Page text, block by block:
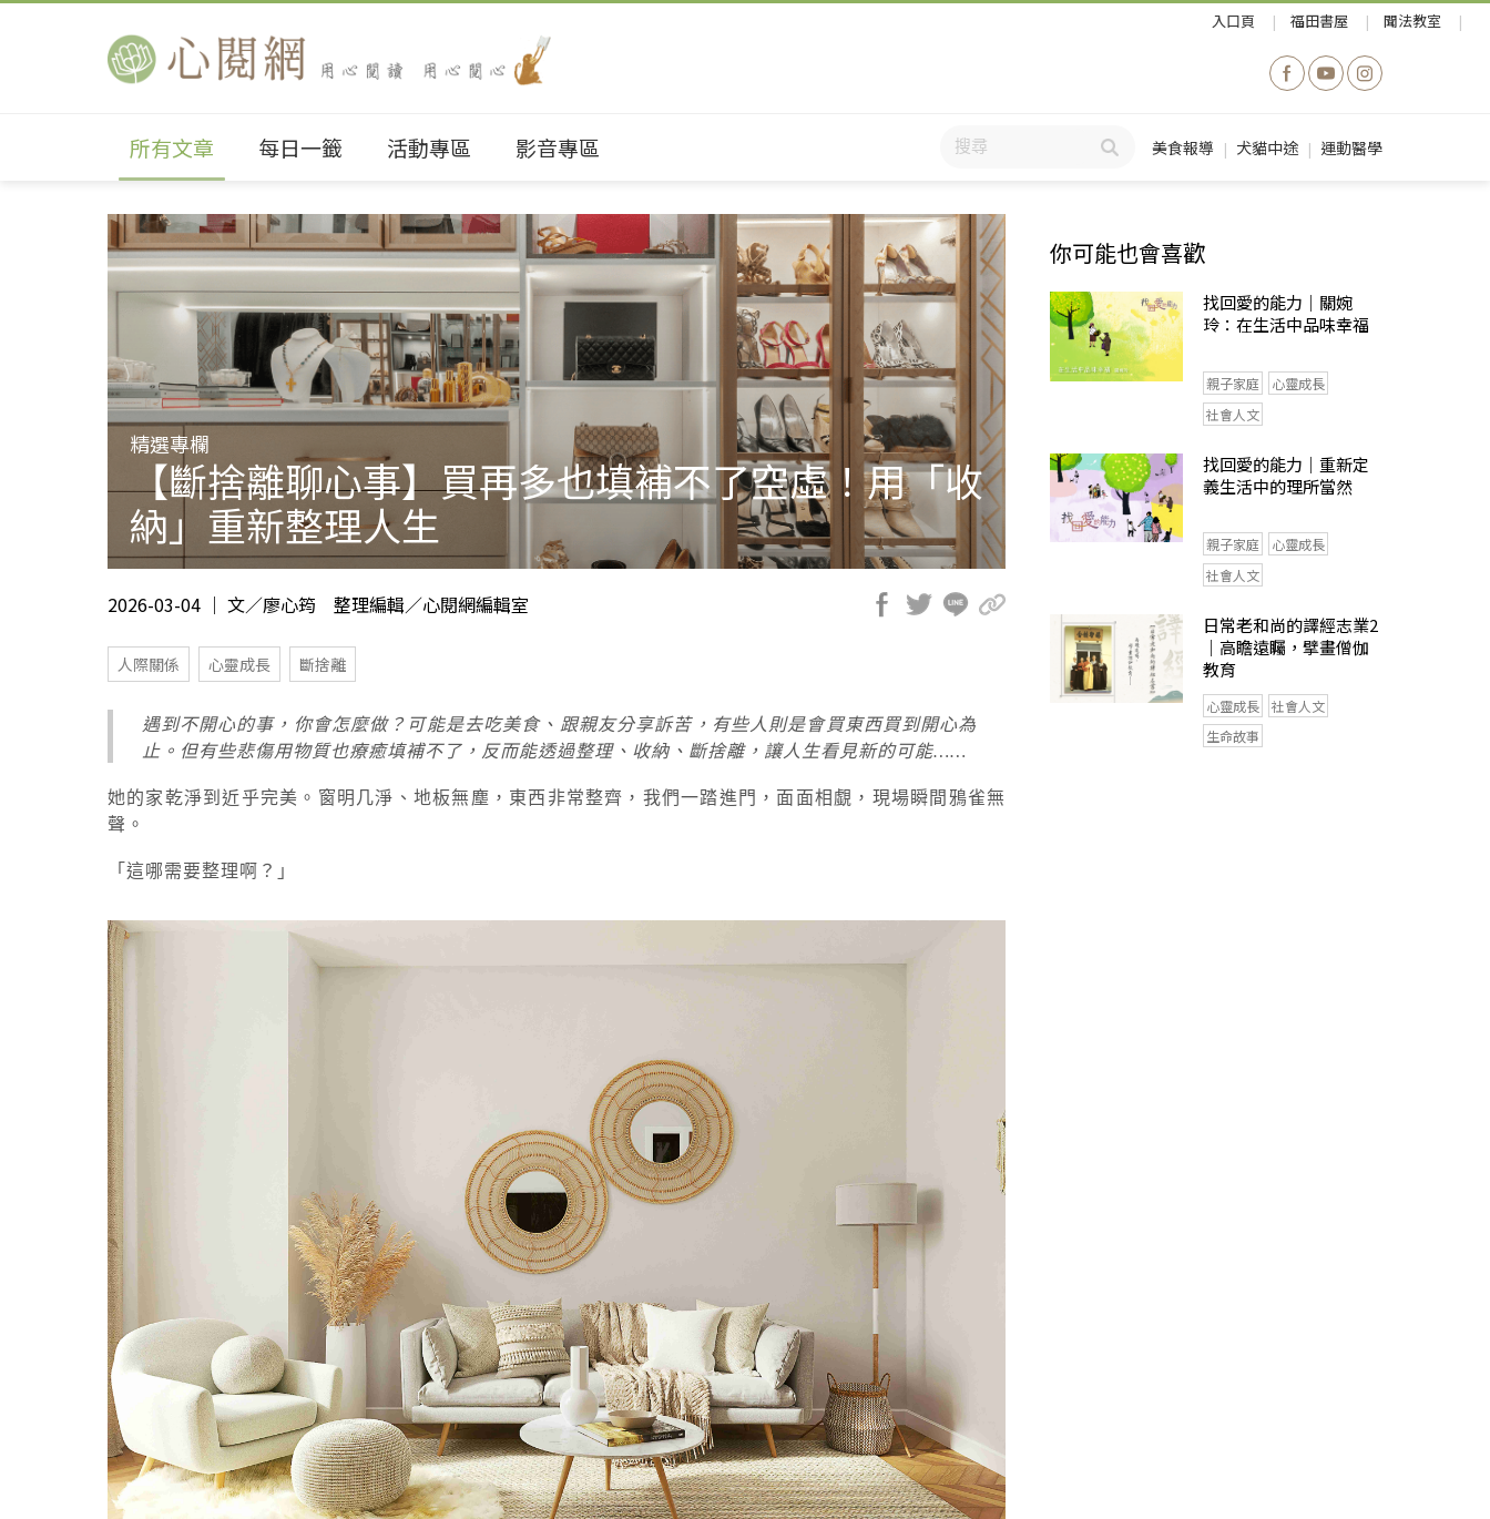
入口頁 福田書屋 聞法教室
所有文章 每日一籤 活動專區 影音專區 美食報導 犬貓中途 運動醫學
精選專欄
【斷捨離聊心事】買再多也填補不了空虛！用「收
納」重新整理人生
2026-03-04 ｜ 文／廖心筠 整理編輯／心閱網編輯室
人際關係 心靈成長 斷捨離
遇到不開心的事，你會怎麼做？可能是去吃美食、跟親友分享訴苦，有些人則是會買東西買到開心為
止。但有些悲傷用物質也療癒填補不了，反而能透過整理、收納、斷捨離，讓人生看見新的可能……
她的家乾淨到近乎完美。窗明几淨、地板無塵，東西非常整齊，我們一踏進門，面面相覷，現場瞬間鴉雀無
聲。
「這哪需要整理啊？」
你可能也會喜歡
找回愛的能力｜關婉
玲：在生活中品味幸福
親子家庭
心靈成長
社會人文
找回愛的能力｜重新定
義生活中的理所當然
親子家庭
心靈成長
社會人文
日常老和尚的譯經志業2
｜高瞻遠矚，擘畫僧伽
教育
心靈成長
社會人文
生命故事